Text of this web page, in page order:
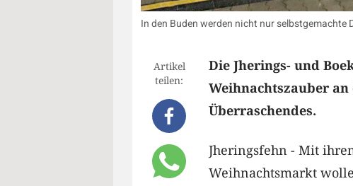
In den Buden werden nicht nur
Artikel
teilen:
Die Jherings- und
Weihnachtszauber an
Überraschendes.
Jheringsfehn - Mit
Weihnachtsmarkt